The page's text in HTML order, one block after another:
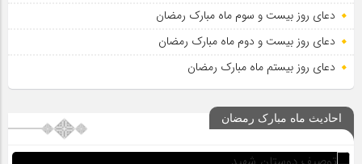
دعای روز بیست و سوم ماه مبارک رمضان
دعای روز بیست و دوم ماه مبارک رمضان
دعای روز بیستم ماه مبارک رمضان
احادیث ماه مبارک رمضان